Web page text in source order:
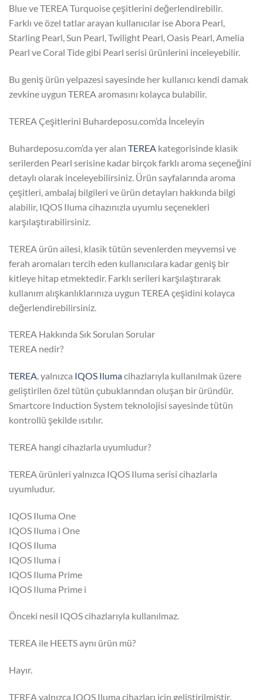
Blue ve TEREA Turquoise çeşitlerini değerlendirebilir.
Farklı ve özel tatlar arayan kullanıcılar ise Abora Pearl,
Starling Pearl, Sun Pearl, Twilight Pearl, Oasis Pearl, Amelia
Pearl ve Coral Tide gibi Pearl serisi ürünlerini inceleyebilir.
Bu geniş ürün yelpazesi sayesinde her kullanıcı kendi damak
zevkine uygun TEREA aromasını kolayca bulabilir.
TEREA Çeşitlerini Buhardeposu.com’da İnceleyin
Buhardeposu.com’da yer alan TEREA kategorisinde klasik
serilerden Pearl serisine kadar birçok farklı aroma seçeneğini
detaylı olarak inceleyebilirsiniz. Ürün sayfalarında aroma
çeşitleri, ambalaj bilgileri ve ürün detayları hakkında bilgi
alabilir, IQOS Iluma cihazınızla uyumlu seçenekleri
karşılaştırabilirsiniz.
TEREA ürün ailesi, klasik tütün sevenlerden meyvemsi ve
ferah aromaları tercih eden kullanıcılara kadar geniş bir
kitleye hitap etmektedir. Farklı serileri karşılaştırarak
kullanım alışkanlıklarınıza uygun TEREA çeşidini kolayca
değerlendirebilirsiniz.
TEREA Hakkında Sık Sorulan Sorular
TEREA nedir?
TEREA, yalnızca IQOS Ilumacihazlarıyla kullanılmak üzere
geliştirilen özel tütün çubuklarından oluşan bir üründür.
Smartcore Induction System teknolojisi sayesinde tütün
kontrollü şekilde ısıtılır.
TEREA hangi cihazlarla uyumludur?
TEREA ürünleri yalnızca IQOS Iluma serisi cihazlarla
uyumludur.
IQOS Iluma One
IQOS Iluma i One
IQOS Iluma
IQOS Iluma i
IQOS Iluma Prime
IQOS Iluma Prime i
Önceki nesil IQOS cihazlarıyla kullanılmaz.
TEREA ile HEETS aynı ürün mü?
Hayır.
TEREA yalnızca IQOS Iluma cihazları için geliştirilmiştir.